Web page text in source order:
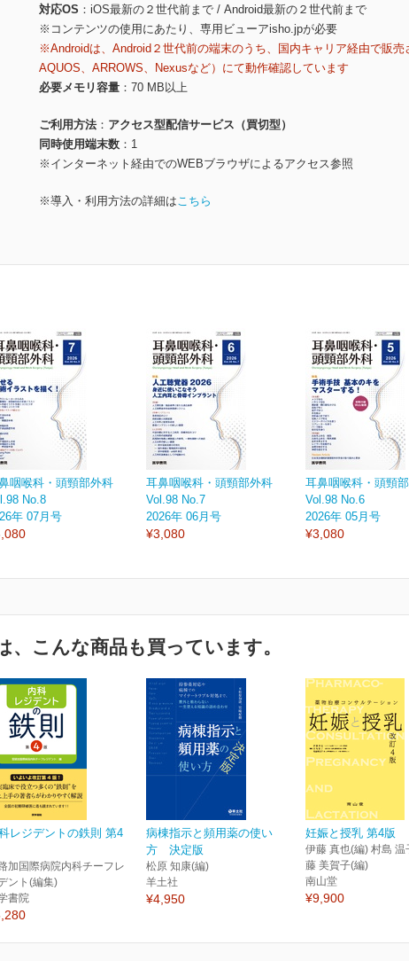
対応OS
iOS最新の２世代前まで / Android最新の２世代前まで
※コンテンツの使用にあたり、専用ビューアisho.jpが必要
※Androidは、Android２世代前の端末のうち、国内キャリア経由で販売
AQUOS、ARROWS、Nexusなど）にて動作確認しています
必要メモリ容量
70 MB以上
ご利用方法
アクセス型配信サービス（買切型）
同時使用端末数
1
※インターネット経由でのWEBブラウザによるアクセス参照
※導入・利用方法の詳細はこちら
咽喉科・頭頸部外科
No.8
年 07月号
耳鼻咽喉科・頭頸部外科
Vol.98 No.7
2026年 06月号
¥3,080
耳鼻咽喉科・頭頸
Vol.98 No.6
2026年 05月号
¥3,080
、こんな商品も買っています。
レジデントの鉄則 第4
加国際病院内科チーフレ
ント(編集)
書院
病棟指示と頻用薬の使い
方 決定版
松原 知康(編)
羊土社
¥4,950
妊娠と授乳 第4版
伊藤 真也(編) 村島 温
藤 美賀子(編)
南山堂
¥9,900